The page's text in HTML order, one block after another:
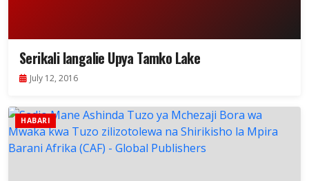
Serikali Iangalie Upya Tamko Lake
July 12, 2016
HABARI